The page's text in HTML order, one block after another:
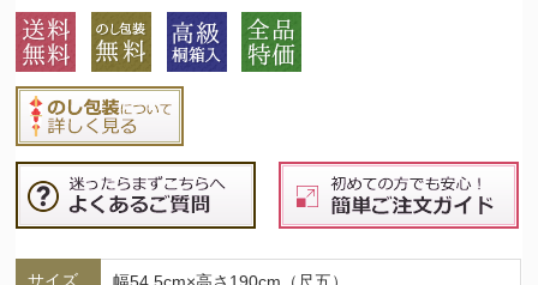
サイズ